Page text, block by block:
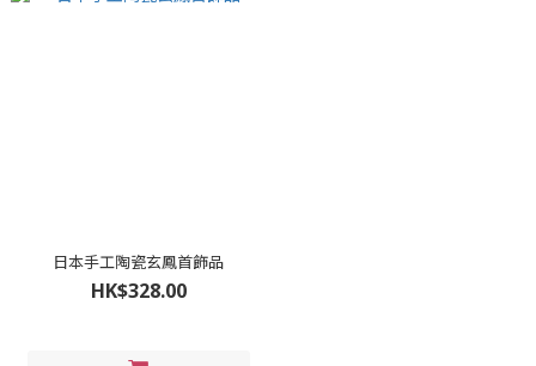
日本手工陶瓷玄鳳首飾品
HK$328.00